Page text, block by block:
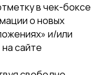
в чек-боксе
о новых
и/или
сайте